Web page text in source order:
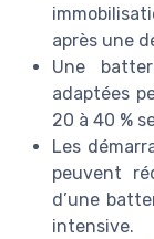
après une
Une
adaptées
20 à 40 %
Les
peuvent
d’une
intensive.